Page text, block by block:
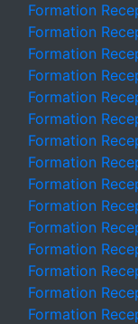
Formation
Formation
Formation
Formation
Formation
Formation
Formation
Formation
Formation
Formation
Formation
Formation
Formation
Formation
Formation